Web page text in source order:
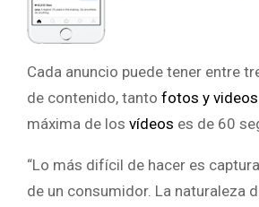
Cada anuncio puede tener entre
de contenido, tanto fotos y videos
máxima de los vídeos es de 60
“Lo más difícil de hacer es
de un consumidor. La naturaleza